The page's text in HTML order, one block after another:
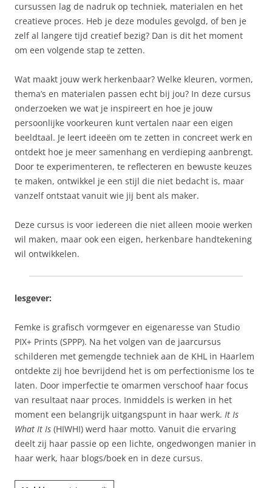
cursussen lag de nadruk op techniek, materialen en het
creatieve proces. Heb je deze modules gevolgd, of ben je
zelf al langere tijd creatief bezig? Dan is dit het moment
om een volgende stap te zetten.
Wat maakt jouw werk herkenbaar? Welke kleuren, vormen,
thema’s en materialen passen echt bij jou? In deze cursus
onderzoeken we wat je inspireert en hoe je jouw
persoonlijke voorkeuren kunt vertalen naar een eigen
beeldtaal. Je leert ideeën om te zetten in concreet werk en
ontdekt hoe je meer samenhang en verdieping aanbrengt.
Door te experimenteren, te reflecteren en bewuste keuzes
te maken, ontwikkel je een stijl die niet bedacht is, maar
vanzelf ontstaat vanuit wie jij bent als maker.
Deze cursus is voor iedereen die niet alleen mooie werken
wil maken, maar ook een eigen, herkenbare handtekening
wil ontwikkelen.
lesgever:
Femke is grafisch vormgever en eigenaresse van Studio
PIX+ Prints (SPPP). Na het volgen van de jaarcursus
schilderen met gemengde techniek aan de KHL in Haarlem
ontdekte zij hoe bevrijdend het is om perfectionisme los te
laten. Door imperfectie te omarmen verschoof haar focus
van resultaat naar proces. Inmiddels is werken in het
moment een belangrijk uitgangspunt in haar werk. It Is
What It Is (HIWHI) werd haar motto. Vanuit die ervaring
deelt zij haar passie op een lichte, ongedwongen manier in
haar werk, haar blogs/boek en in deze cursus.